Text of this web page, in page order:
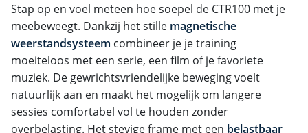
Stap op en voel meteen hoe soepel de CTR100 met je
meebeweegt. Dankzij het stille magnetische
weerstandsysteem combineer je je training
moeiteloos met een serie, een film of je favoriete
muziek. De gewrichtsvriendelijke beweging voelt
natuurlijk aan en maakt het mogelijk om langere
sessies comfortabel vol te houden zonder
overbelasting. Het stevige frame met een belastbaar